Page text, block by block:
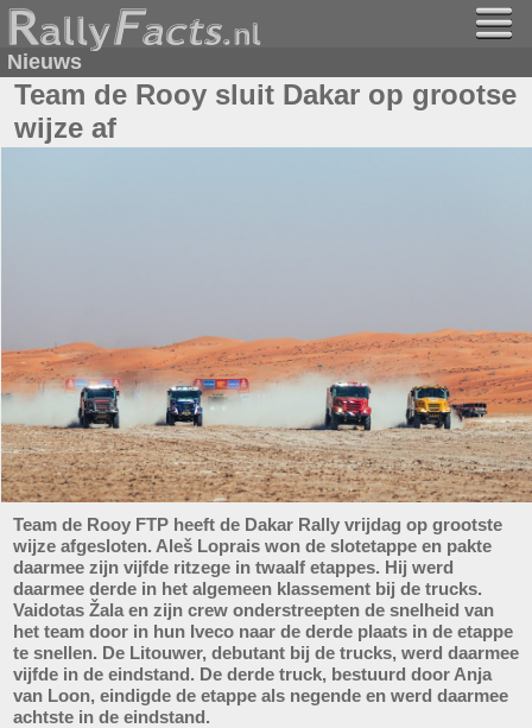
Nieuws
Team de Rooy sluit Dakar op grootse
wijze af
Team de Rooy FTP heeft de Dakar Rally vrijdag op grootste
wijze afgesloten. Aleš Loprais won de slotetappe en pakte
daarmee zijn vijfde ritzege in twaalf etappes. Hij werd
daarmee derde in het algemeen klassement bij de trucks.
Vaidotas Žala en zijn crew onderstreepten de snelheid van
het team door in hun Iveco naar de derde plaats in de etappe
te snellen. De Litouwer, debutant bij de trucks, werd daarmee
vijfde in de eindstand. De derde truck, bestuurd door Anja
van Loon, eindigde de etappe als negende en werd daarmee
achtste in de eindstand.